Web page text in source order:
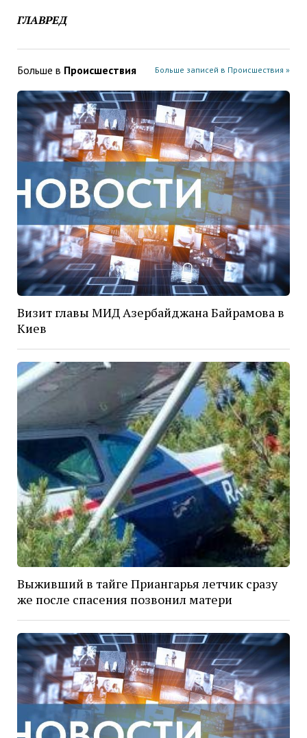
ГЛАВРЕД
Больше в Проиcшествия Больше записей в Проиcшествия »
Визит главы МИД Азербайджана Байрамова в
Киев
Выживший в тайге Приангарья летчик сразу
же после спасения позвонил матери